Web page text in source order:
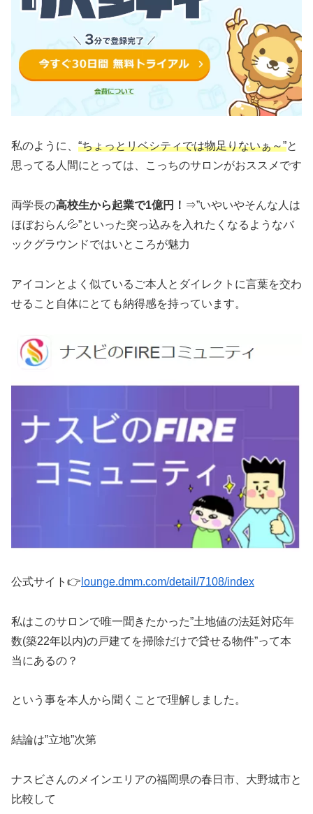
私のように、 “ちょっとリベシティでは物足りないぁ～”と
思ってる人間にとっては、こっちのサロンがおススメです
両学長の高校生から起業で1億円！ ⇒”いやいやそんな人は
ほぼおらん💦”といった突っ込みを入れたくなるようなバ
ックグラウンドではいところが魅力
アイコンとよく似ているご本人とダイレクトに言葉を交わ
せること自体にとても納得感を持っています。
公式サイト👉 lounge.dmm.com/detail/7108/index
私はこのサロンで唯一聞きたかった”土地値の法廷対応年
数(築22年以内)の戸建てを掃除だけで貸せる物件”って本
当にあるの？
という事を本人から聞くことで理解しました。
結論は”立地”次第
ナスビさんのメインエリアの福岡県の春日市、大野城市と
比較して